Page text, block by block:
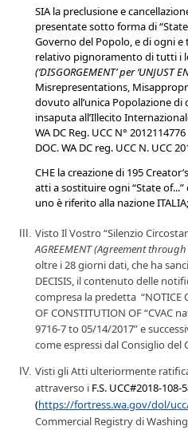
SIA la preclusione e
presentate sotto forma di
Governo del Popolo, e di ogni
relativo pignoramento di tutti i
(‘DISGORGEMENT’ per ‘UNJUST
Misrepresentations,
dovuto all’unica Popolazione
insaputa all’Illecito
WA DC Reg. UCC N°
DOC. WA DC reg. UCC N. UCC
CHE la creazione di 195
atti a sostituire ogni “State
uno è riferito alla nazione ITALIA;
Visto Il Vostro “Silenzio
AGREEMENT (Agreement
oltre i 28 giorni dati,che ha
DECISIS, il contenuto delle
compresa la predetta “NOTICE
OF CONSTITUTION OF “CVAC
9716-7 to 05/14/2017”e
come espressi dal Consiglio del
Visti gliAtti ulteriormente
attraverso i F.S. UCC#2018-
(https://fortress.wa.gov/dol/
Commercial Registry di